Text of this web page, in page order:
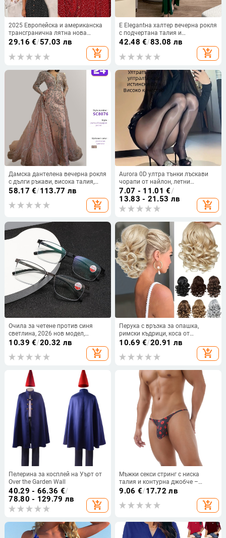
2025 Европейска и американска
трансгранична лятна нова
модна дамска рокля на точки,
закопчано с къс ръкав на точки
29.16 €/57.03 лв
add_shopping_cart
Е Elegantна халтер вечерна рокля
с подчертана талия и
прикриване на корема, дълга
рокля стил русалка за формални
събития
42.48 €/83.08 лв
add_shopping_cart
Дамска дантелена вечерна рокля
с дълги ръкави, висока талия,
принцес стил пола, дълга рокля
58.17 €/113.77 лв
add_shopping_cart
Aurora 0D ултра тънки лъскави
чорапи от найлон, летни
безшевни, прозрачни
7.07 - 11.01 €/
13.83 - 21.53 лв
add_shopping_cart
Очила за четене против синя
светлина, 2026 нов модел,
метални полурамки, ултра леки,
без винтове, за пресбиопия,
унисекс
10.39 €/20.32 лв
add_shopping_cart
Перука с връзка за опашка,
римски къдрици, коса от
високотемпературно влакно,
механично изработване, за жени,
подходяща за всички тони на
10.69 €/20.91 лв
add_shopping_cart
Пелерина за косплей на Уърт от
Over the Garden Wall
40.29 - 66.36 €/
78.80 - 129.79 лв
add_shopping_cart
Мъжки секси стринг с ниска
талия и контурна джобче –
найлон
9.06 €/17.72 лв
add_shopping_cart